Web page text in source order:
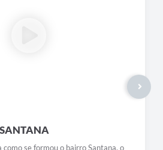
como se formou o bairro Santana, o